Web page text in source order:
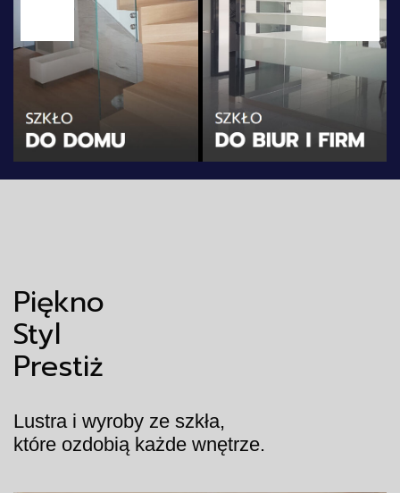
Piękno
Styl
Prestiż
Lustra i wyroby ze szkła,
które ozdobią każde wnętrze.